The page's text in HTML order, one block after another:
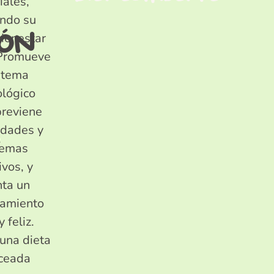
su
y
y
un
feliz.
dieta